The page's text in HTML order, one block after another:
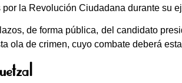
por la Revolución Ciudadana durante su
de forma pública, del candidato
ola de crimen, cuyo combate deberá